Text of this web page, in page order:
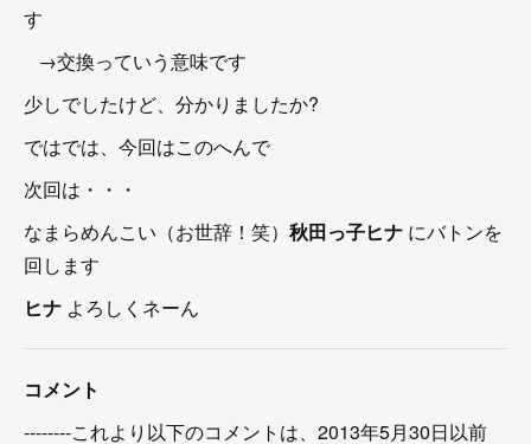
す
→交換っていう意味です
少しでしたけど、分かりましたか?
ではでは、今回はこのへんで
次回は・・・
なまらめんこい（お世辞！笑） 秋田っ子ヒナ にバトンを
回します
ヒナ よろしくネーん
コメント
--------これより以下のコメントは、2013年5月30日以前